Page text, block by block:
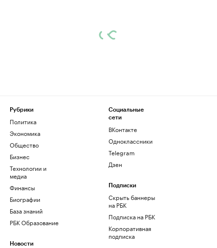
Рубрики
Политика
Экономика
Общество
Бизнес
Технологии и
медиа
Финансы
Биографии
База знаний
РБК Образование
Новости
Социальные
сети
ВКонтакте
Одноклассники
Telegram
Дзен
Подписки
Скрыть баннеры
на РБК
Подписка на РБК
Корпоративная
подписка